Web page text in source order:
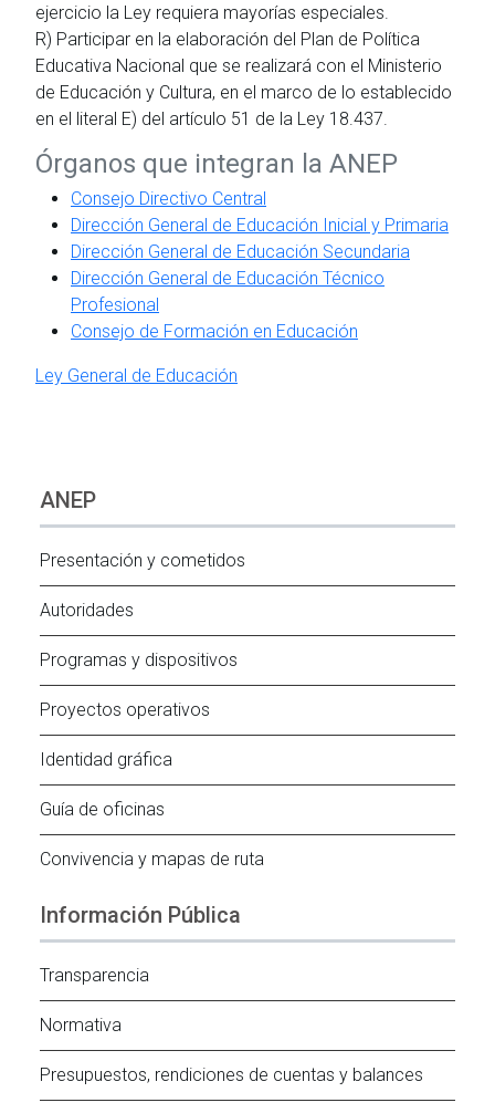
ejercicio la Ley requiera mayorías especiales.
R) Participar en la elaboración del Plan de Política
Educativa Nacional que se realizará con el Ministerio
de Educación y Cultura, en el marco de lo establecido
en el literal E) del artículo 51 de la Ley 18.437.
Órganos que integran la ANEP
Consejo Directivo Central
Dirección General de Educación Inicial y Primaria
Dirección General de Educación Secundaria
Dirección General de Educación Técnico
Profesional
Consejo de Formación en Educación
Ley General de Educación
ANEP
Presentación y cometidos
Autoridades
Programas y dispositivos
Proyectos operativos
Identidad gráfica
Guía de oficinas
Convivencia y mapas de ruta
Información Pública
Transparencia
Normativa
Presupuestos, rendiciones de cuentas y balances